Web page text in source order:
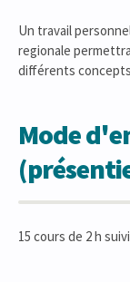
Un travail
regionale
différents
Mode
15 cours de 2 h